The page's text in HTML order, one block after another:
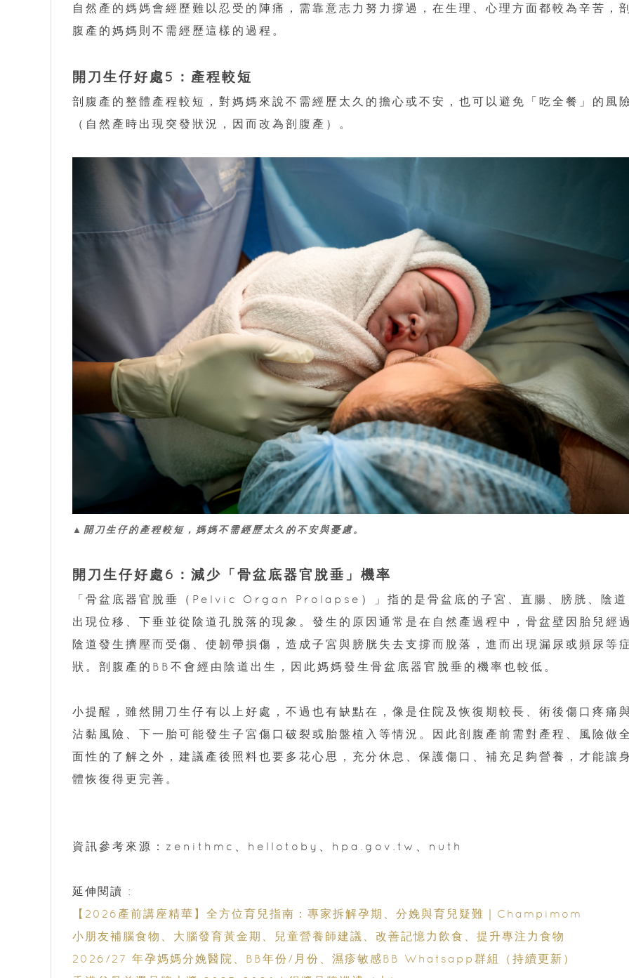
自然產的媽媽會經歷難以忍受的陣痛，需靠意志力努力撐過，在生理、心理方面都較為辛苦，
腹產的媽媽則不需經歷這樣的過程。
開刀生仔好處5：產程較短
剖腹產的整體產程較短，對媽媽來說不需經歷太久的擔心或不安，也可以避免「吃全餐」的風
（自然產時出現突發狀況，因而改為剖腹產）。
▲開刀生仔的產程較短，媽媽不需經歷太久的不安與憂慮。
開刀生仔好處6：減少「骨盆底器官脫垂」機率
「骨盆底器官脫垂（Pelvic Organ Prolapse）」指的是骨盆底的子宮、直腸、膀胱、陰
出現位移、下垂並從陰道孔脫落的現象。發生的原因通常是在自然產過程中，骨盆壁因胎兒經
陰道發生擠壓而受傷、使韌帶損傷，造成子宮與膀胱失去支撐而脫落，進而出現漏尿或頻尿等
狀。剖腹產的BB不會經由陰道出生，因此媽媽發生骨盆底器官脫垂的機率也較低。
小提醒，雖然開刀生仔有以上好處，不過也有缺點在，像是住院及恢復期較長、術後傷口疼痛
沾黏風險、下一胎可能發生子宮傷口破裂或胎盤植入等情況。因此剖腹產前需對產程、風險做
面性的了解之外，建議產後照料也要多花心思，充分休息、保護傷口、補充足夠營養，才能讓
體恢復得更完善。
資訊參考來源：zenithmc、hellotoby、hpa.gov.tw、nuth
延伸閱讀 :
【2026產前講座精華】全方位育兒指南：專家拆解孕期、分娩與育兒疑難｜Champimom
小朋友補腦食物、大腦發育黃金期、兒童營養師建議、改善記憶力飲食、提升專注力食物
2026/27 年孕媽媽分娩醫院、BB年份/月份、濕疹敏感BB Whatsapp群組（持續更新）